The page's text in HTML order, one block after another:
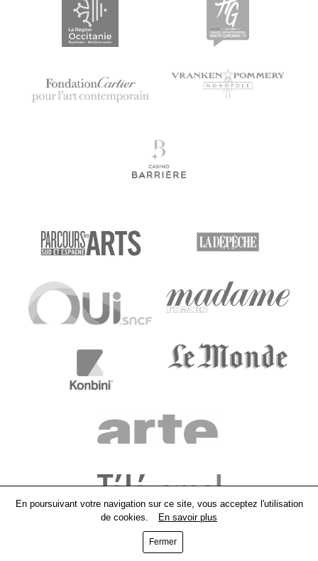
En poursuivant votre navigation sur ce site, vous acceptez l'utilisation
de cookies.
En savoir plus
Fermer